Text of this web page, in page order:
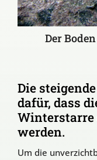
Der
Die
dafür, dass
werden.
Um die